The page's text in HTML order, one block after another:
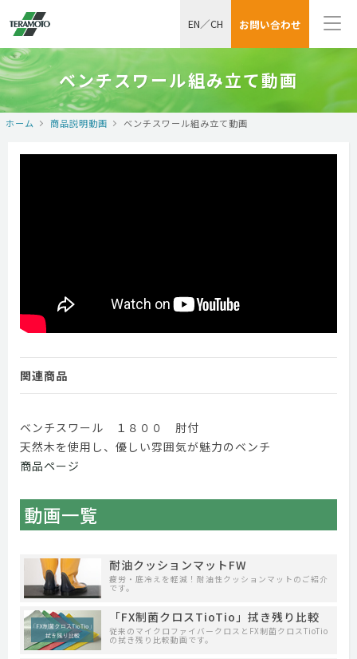
お問い合わせ
EN／CH
ベンチスワール組み立て動画
ホーム 商品説明動画 ベンチスワール組み立て動画
関連商品
ベンチスワール １８００ 肘付
天然木を使用し、優しい雰囲気が魅力のベンチ
商品ページ
動画一覧
耐油クッションマットFW
疲労・底冷えを軽減！耐油性クッションマットのご紹介
です。
「FX制菌クロスTioTio」拭き残り比較
従来のマイクロファイバークロスとFX制菌クロスTioTio
の拭き残り比較動画です。